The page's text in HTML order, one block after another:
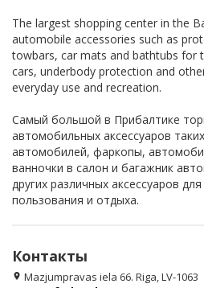
The largest shopping center in the
automobile accessories such as
towbars, car mats and bathtubs for
cars, underbody protection and
everyday use and recreation.
Самый большой в Прибалтике
автомобильных аксессуаров
автомобилей, фаркопы,
ванночки в салон и багажник
других различных аксессуаров
пользования и отдыха.
Контакты
location_on Mazjumpravas iela 66. Riga, LV-1063